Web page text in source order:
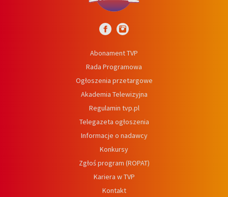
Abonament TVP
Rada Programowa
Ogłoszenia przetargowe
Akademia Telewizyjna
Regulamin tvp.pl
Telegazeta ogłoszenia
Informacje o nadawcy
Konkursy
Zgłoś program (ROPAT)
Kariera w TVP
Kontakt